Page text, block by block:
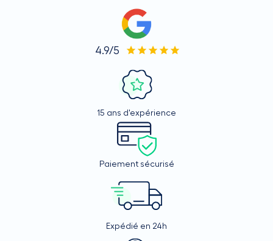
4.9/5
15 ans d'expérience
Paiement sécurisé
Expédié en 24h